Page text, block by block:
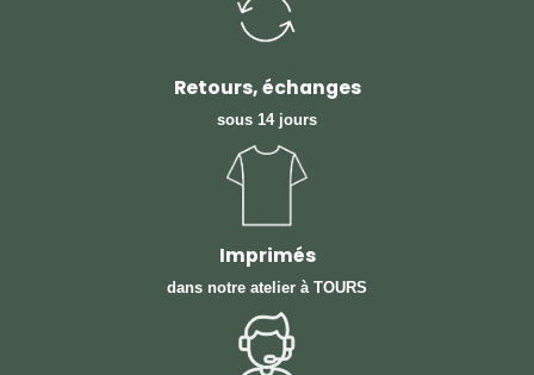
Retours, échanges
sous 14 jours
Imprimés
dans notre atelier à TOURS